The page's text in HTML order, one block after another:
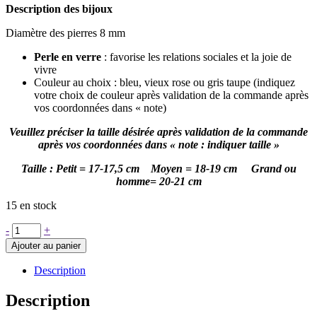
Description des bijoux
Diamètre des pierres 8 mm
Perle en verre : favorise les relations sociales et la joie de
vivre
Couleur au choix : bleu, vieux rose ou gris taupe (indiquez
votre choix de couleur après validation de la commande après
vos coordonnées dans « note)
Veuillez préciser la taille désirée après validation de la commande
après vos coordonnées dans « note : indiquer taille »
Taille : Petit = 17-17,5 cm Moyen = 18-19 cm Grand ou
homme= 20-21 cm
15 en stock
- quantité
de
Nos
amis
la
Vie
+
Ajouter au panier
Description
Description